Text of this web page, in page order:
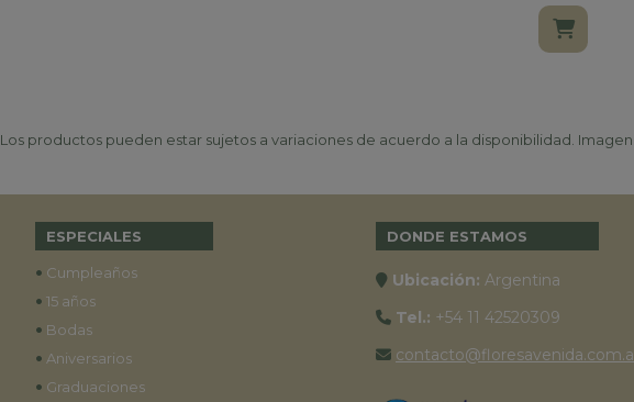
Los productos pueden estar sujetos a variaciones de acuerdo a la disponibilidad. Imagen
ESPECIALES
• Cumpleaños
• 15 años
• Bodas
• Aniversarios
• Graduaciones
DONDE ESTAMOS
Ubicación: Argentina
Tel.: +54 11 42520309